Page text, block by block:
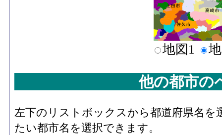
地図1
他の都市の
左下のリストボックスから都道府県名
たい都市名を選択できます。